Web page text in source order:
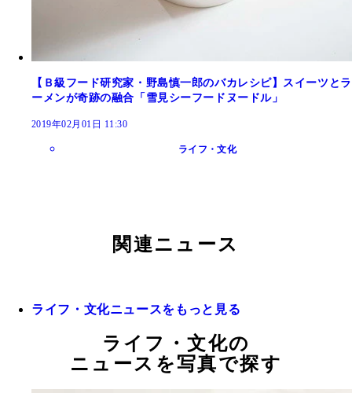
【Ｂ級フード研究家・野島慎一郎のバカレシピ】スイーツとラ
ーメンが奇跡の融合「雪見シーフードヌードル」
2019年02月01日 11:30
ライフ・文化
関連ニュース
ライフ・文化ニュースをもっと見る
ライフ・文化の
ニュースを写真で探す